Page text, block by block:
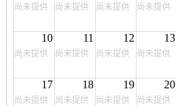
尚未提供 尚未提供 尚未提供 尚未提供
10
尚未提供
11
尚未提供
12
尚未提供
13
尚未提供
17
尚未提供
18
尚未提供
19
尚未提供
20
尚未提供